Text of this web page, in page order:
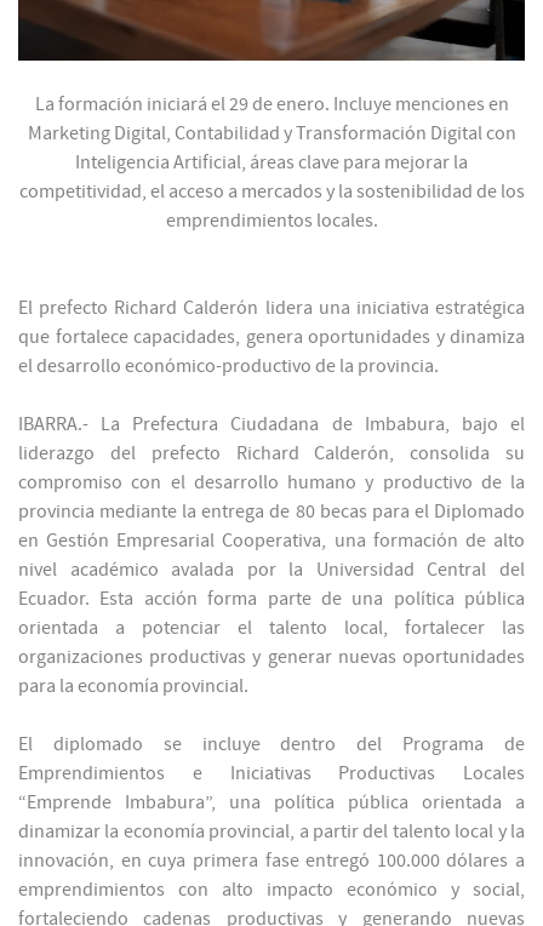
La formación iniciará el 29 de enero. Incluye menciones en
Marketing Digital, Contabilidad y Transformación Digital con
Inteligencia Artificial, áreas clave para mejorar la
competitividad, el acceso a mercados y la sostenibilidad de los
emprendimientos locales.
El prefecto Richard Calderón lidera una iniciativa estratégica
que fortalece capacidades, genera oportunidades y dinamiza
el desarrollo económico-productivo de la provincia.
IBARRA.- La Prefectura Ciudadana de Imbabura, bajo el
liderazgo del prefecto Richard Calderón, consolida su
compromiso con el desarrollo humano y productivo de la
provincia mediante la entrega de 80 becas para el Diplomado
en Gestión Empresarial Cooperativa, una formación de alto
nivel académico avalada por la Universidad Central del
Ecuador. Esta acción forma parte de una política pública
orientada a potenciar el talento local, fortalecer las
organizaciones productivas y generar nuevas oportunidades
para la economía provincial.
El diplomado se incluye dentro del Programa de
Emprendimientos e Iniciativas Productivas Locales
“Emprende Imbabura”, una política pública orientada a
dinamizar la economía provincial, a partir del talento local y la
innovación, en cuya primera fase entregó 100.000 dólares a
emprendimientos con alto impacto económico y social,
fortaleciendo cadenas productivas y generando nuevas